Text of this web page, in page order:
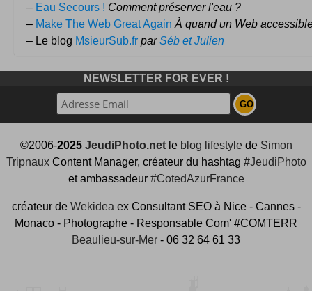
– Eau Secours ! Comment préserver l'eau ?
– Make The Web Great Again À quand un Web
– Le blog MsieurSub.fr parSéb et Julien
NEWSLETTER FOR EVER !
©2006-2025 JeudiPhoto.netle blog lifestylede Simon
TripnauxContent Manager, créateur du hashtag #JeudiPhoto
et ambassadeur #CotedAzurFrance
créateur de Wekidea ex Consultant SEO à Nice - Cannes -
Monaco - Photographe - Responsable Com' #COMTERR
Beaulieu-sur-Mer - 06 32 64 61 33